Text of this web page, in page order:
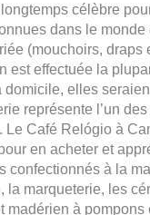
célèbre
dans le monde
(mouchoirs, draps
est effectuée la
elles
représente l’un
Le Café Relógio à
en acheter et
confectionnés à la
la marqueterie, les
madérien à pompons